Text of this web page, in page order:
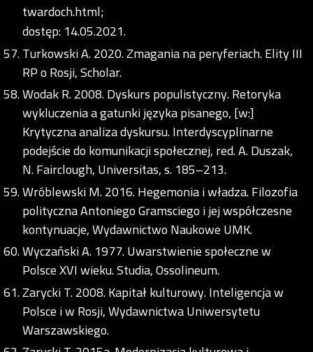
twardoch.html;
dostęp: 14.05.2021.
Turkowski A. 2020. Zmagania na peryferiach. Elity III
RP o Rosji, Scholar.
Wodak R. 2008. Dyskurs populistyczny. Retoryka
wykluczenia a gatunki języka pisanego, [w:]
Krytyczna analiza dyskursu. Interdyscyplinarne
podejście do komunikacji społecznej, red. A. Duszak,
N. Fairclough, Universitas, s. 185–213.
Wróblewski M. 2016. Hegemonia i władza. Filozofia
polityczna Antoniego Gramsciego i jej współczesne
kontynuacje, Wydawnictwo Naukowe UMK.
Wyczański A. 1977. Uwarstwienie społeczne w
Polsce XVI wieku. Studia, Ossolineum.
Zarycki T. 2008. Kapitał kulturowy. Inteligencja w
Polsce i w Rosji, Wydawnictwa Uniwersytetu
Warszawskiego.